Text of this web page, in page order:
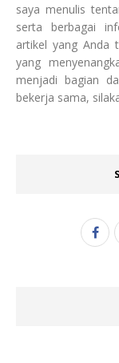
saya menulis
serta berbagai
artikel yang Anda
yang
menjadi bagian
bekerja sama,